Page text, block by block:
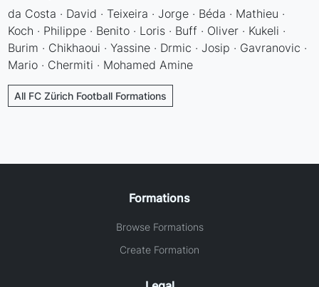
da Costa · David · Teixeira · Jorge · Béda · Mathieu ·
Koch · Philippe · Benito · Loris · Buff · Oliver · Kukeli ·
Burim · Chikhaoui · Yassine · Drmic · Josip · Gavranovic ·
Mario · Chermiti · Mohamed Amine
All FC Zürich Football Formations
Formations
Browse Formations
Create Formation